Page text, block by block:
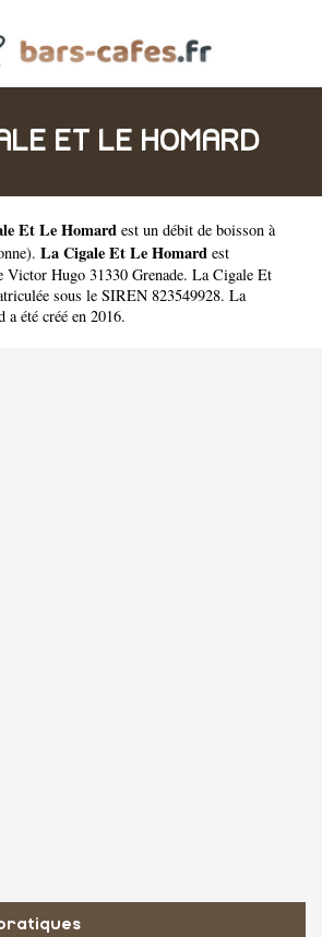
ET LE HOMARD
Et Le Homard est un débit de boisson à
). La Cigale Et Le Homard est
Victor Hugo 31330 Grenade. La Cigale Et
sous le SIREN 823549928. La
été créé en 2016.